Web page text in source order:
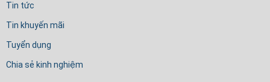
Tin tức
Tin khuyến mãi
Tuyển dụng
Chia sẻ kinh nghiệm